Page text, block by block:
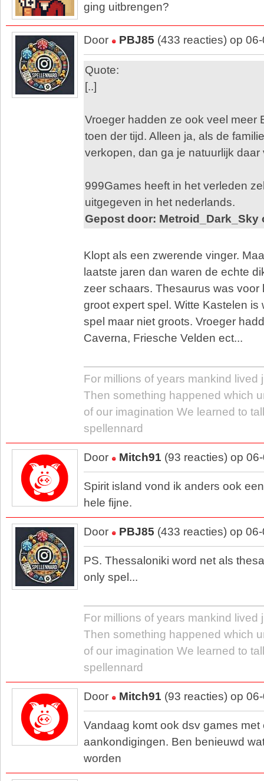
ging uitbrengen?
Door PBJ85 (433 reacties) op
Quote:
[..]
Vroeger hadden ze ook veel meer
toen der tijd. Alleen ja, als de
verkopen, dan ga je natuurlijk daar
999Games heeft in het verleden
uitgegeven in het nederlands.
Gepost door: Metroid_Dark_Sky
Klopt als een zwerende vinger.
laatste jaren dan waren de echte
zeer schaars. Thesaurus was voor
groot expert spel. Witte Kastelen is
spel maar niet groots. Vroeger
Caverna, Friesche Velden ect...
For millions of years mankind lived
Then something happened which
of our imagination We learned to
spellennard
Door Mitch91 (93 reacties) op
Spirit island vond ik anders ook
hele fijne.
Door PBJ85 (433 reacties) op
PS. Thessaloniki word net als
only spel...
For millions of years mankind lived
Then something happened which
of our imagination We learned to
spellennard
Door Mitch91 (93 reacties) op
Vandaag komt ook dsv games met
aankondigingen. Ben benieuwd
worden